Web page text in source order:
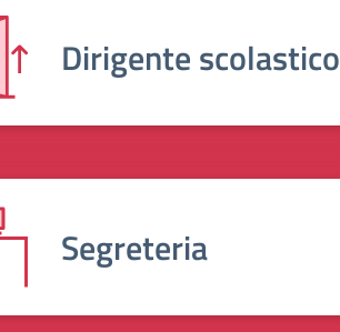
Dirigente scolastico
Segreteria